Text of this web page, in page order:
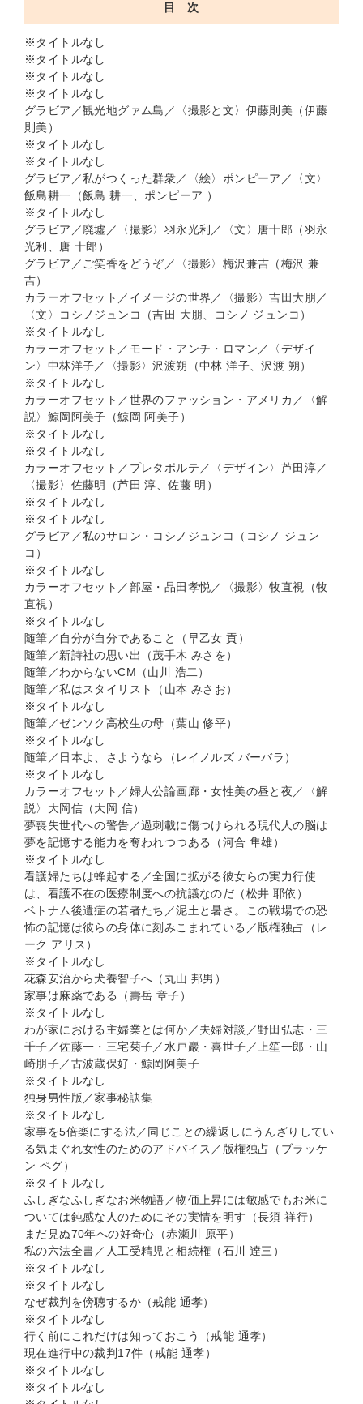
目 次
※タイトルなし
※タイトルなし
※タイトルなし
※タイトルなし
グラビア／観光地グァム島／〈撮影と文〉伊藤則美（伊藤
則美）
※タイトルなし
※タイトルなし
グラビア／私がつくった群衆／〈絵〉ポンピーア／〈文〉
飯島耕一（飯島 耕一、ポンピーア ）
※タイトルなし
グラビア／廃墟／〈撮影〉羽永光利／〈文〉唐十郎（羽永
光利、唐 十郎）
グラビア／ご笑香をどうぞ／〈撮影〉梅沢兼吉（梅沢 兼
吉）
カラーオフセット／イメージの世界／〈撮影〉吉田大朋／
〈文〉コシノジュンコ（吉田 大朋、コシノ ジュンコ）
※タイトルなし
カラーオフセット／モード・アンチ・ロマン／〈デザイ
ン〉中林洋子／〈撮影〉沢渡朔（中林 洋子、沢渡 朔）
※タイトルなし
カラーオフセット／世界のファッション・アメリカ／〈解
説〉鯨岡阿美子（鯨岡 阿美子）
※タイトルなし
※タイトルなし
カラーオフセット／プレタポルテ／〈デザイン〉芦田淳／
〈撮影〉佐藤明（芦田 淳、佐藤 明）
※タイトルなし
※タイトルなし
グラビア／私のサロン・コシノジュンコ（コシノ ジュン
コ）
※タイトルなし
カラーオフセット／部屋・品田孝悦／〈撮影〉牧直視（牧
直視）
※タイトルなし
随筆／自分が自分であること（早乙女 貢）
随筆／新詩社の思い出（茂手木 みさを）
随筆／わからないCM（山川 浩二）
随筆／私はスタイリスト（山本 みさお）
※タイトルなし
随筆／ゼンソク高校生の母（葉山 修平）
※タイトルなし
随筆／日本よ、さようなら（レイノルズ バーバラ）
※タイトルなし
カラーオフセット／婦人公論画廊・女性美の昼と夜／〈解
説〉大岡信（大岡 信）
夢喪失世代への警告／過刺載に傷つけられる現代人の脳は
夢を記憶する能力を奪われつつある（河合 隼雄）
※タイトルなし
看護婦たちは蜂起する／全国に拡がる彼女らの実力行使
は、看護不在の医療制度への抗議なのだ（松井 耶依）
ベトナム後遺症の若者たち／泥土と暑さ。この戦場での恐
怖の記憶は彼らの身体に刻みこまれている／版権独占（レ
ーク アリス）
※タイトルなし
花森安治から犬養智子へ（丸山 邦男）
家事は麻薬である（壽岳 章子）
※タイトルなし
わが家における主婦業とは何か／夫婦対談／野田弘志・三
千子／佐藤一・三宅菊子／水戸巖・喜世子／上笙一郎・山
崎朋子／古波蔵保好・鯨岡阿美子
※タイトルなし
独身男性版／家事秘訣集
※タイトルなし
家事を5倍楽にする法／同じことの繰返しにうんざりしてい
る気まぐれ女性のためのアドバイス／版権独占（ブラッケ
ン ペグ）
※タイトルなし
ふしぎなふしぎなお米物語／物価上昇には敏感でもお米に
ついては鈍感な人のためにその実情を明す（長須 祥行）
まだ見ぬ70年への好奇心（赤瀬川 原平）
私の六法全書／人工受精児と相続権（石川 逹三）
※タイトルなし
※タイトルなし
なぜ裁判を傍聴するか（戒能 通孝）
※タイトルなし
行く前にこれだけは知っておこう（戒能 通孝）
現在進行中の裁判17件（戒能 通孝）
※タイトルなし
※タイトルなし